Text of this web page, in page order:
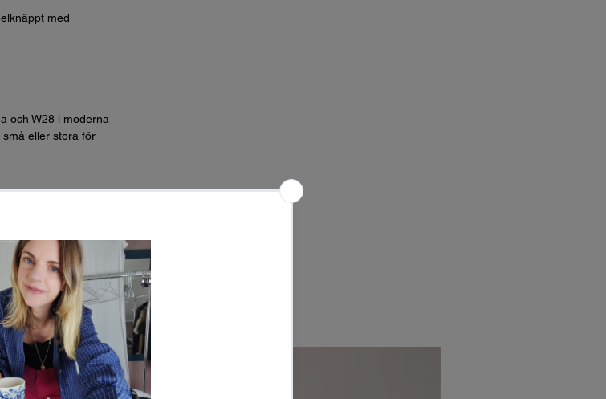
med
och W28 i moderna
eller stora för